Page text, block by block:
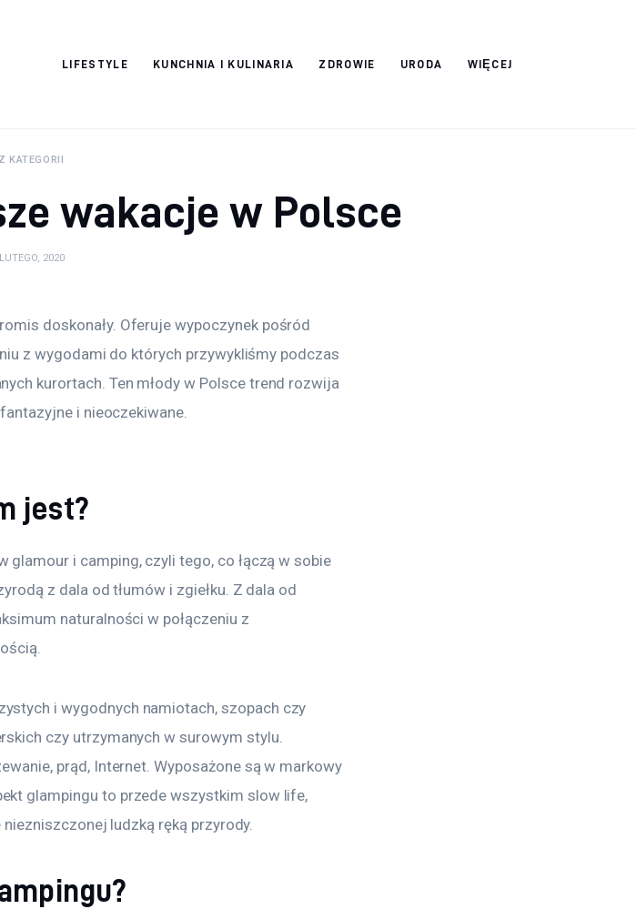
LIFESTYLE KUNCHNIA I KULINARIA ZDROWIE URODA WIĘCEJ
KATEGORII
wakacje w Polsce
2020
doskonały. Oferuje wypoczynek pośród
z wygodami do których przywykliśmy podczas
kurortach. Ten młody w Polsce trend rozwija
i nieoczekiwane.
jest?
glamour i camping, czyli tego, co łączą w sobie
z dala od tłumów i zgiełku. Z dala od
naturalności w połączeniu z
i wygodnych namiotach, szopach czy
czy utrzymanych w surowym stylu.
prąd, Internet. Wyposażone są w markowy
glampingu to przede wszystkim slow life,
ludzką ręką przyrody.